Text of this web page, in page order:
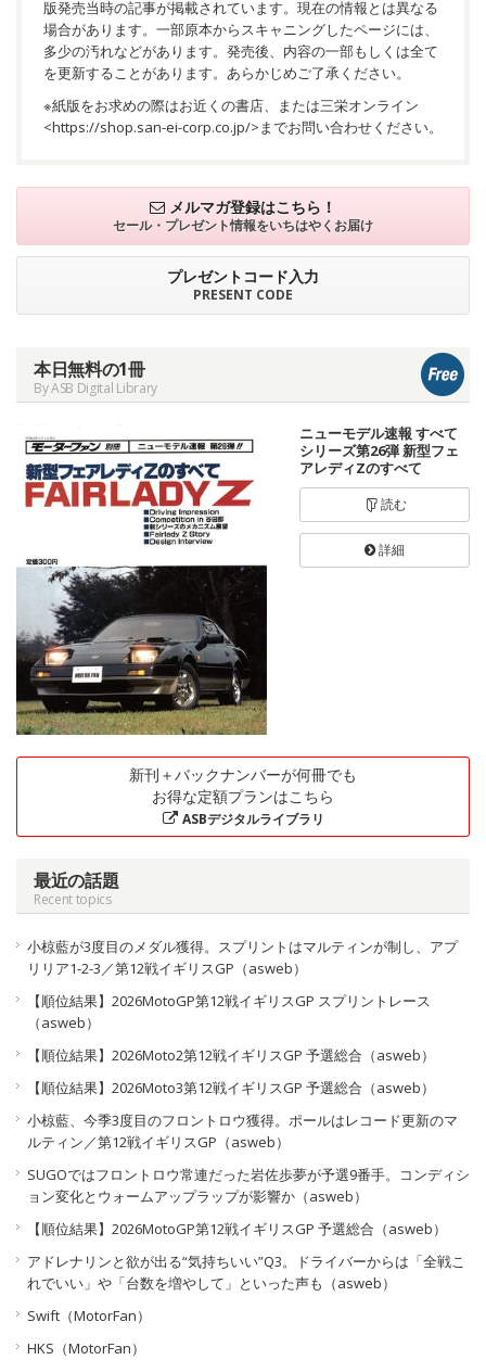
版発売当時の記事が掲載されています。現在の情報とは異なる
場合があります。一部原本からスキャニングしたページには、
多少の汚れなどがあります。発売後、内容の一部もしくは全て
を更新することがあります。あらかじめご了承ください。
※紙版をお求めの際はお近くの書店、または三栄オンライン
<https://shop.san-ei-corp.co.jp/>までお問い合わせください。
メルマガ登録はこちら！
セール・プレゼント情報をいちはやくお届け
プレゼントコード入力
PRESENT CODE
本日無料の1冊
By ASB Digital Library
ニューモデル速報 すべて
シリーズ第26弾 新型フェ
アレディZのすべて
読む
詳細
新刊＋バックナンバーが何冊でも
お得な定額プランはこちら
ASBデジタルライブラリ
最近の話題
Recent topics
小椋藍が3度目のメダル獲得。スプリントはマルティンが制し、アプ
リリア1-2-3／第12戦イギリスGP（asweb）
【順位結果】2026MotoGP第12戦イギリスGP スプリントレース
（asweb）
【順位結果】2026Moto2第12戦イギリスGP 予選総合（asweb）
【順位結果】2026Moto3第12戦イギリスGP 予選総合（asweb）
小椋藍、今季3度目のフロントロウ獲得。ポールはレコード更新のマ
ルティン／第12戦イギリスGP（asweb）
SUGOではフロントロウ常連だった岩佐歩夢が予選9番手。コンディシ
ョン変化とウォームアップラップが影響か（asweb）
【順位結果】2026MotoGP第12戦イギリスGP 予選総合（asweb）
アドレナリンと欲が出る“気持ちいい”Q3。ドライバーからは「全戦こ
れでいい」や「台数を増やして」といった声も（asweb）
Swift（MotorFan）
HKS（MotorFan）